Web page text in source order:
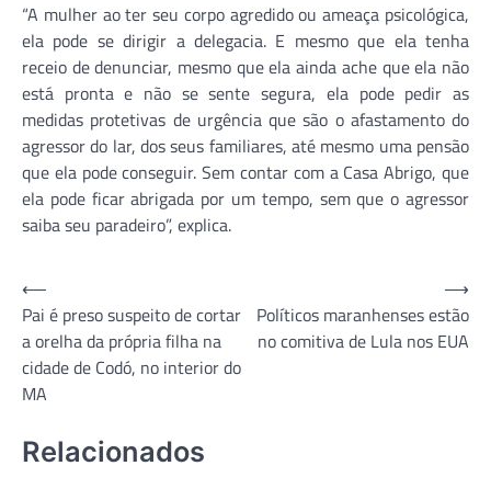
“A mulher ao ter seu corpo agredido ou ameaça psicológica,
ela pode se dirigir a delegacia. E mesmo que ela tenha
receio de denunciar, mesmo que ela ainda ache que ela não
está pronta e não se sente segura, ela pode pedir as
medidas protetivas de urgência que são o afastamento do
agressor do lar, dos seus familiares, até mesmo uma pensão
que ela pode conseguir. Sem contar com a Casa Abrigo, que
ela pode ficar abrigada por um tempo, sem que o agressor
saiba seu paradeiro”, explica.
Navegação
de
Post
⟵
Pai é preso suspeito de cortar
a orelha da própria filha na
cidade de Codó, no interior do
MA
Políticos maranhenses estão
no comitiva de Lula nos EUA
⟶
Relacionados